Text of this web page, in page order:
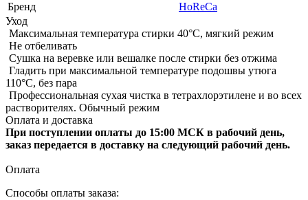
Бренд
HoReCa
Уход
Максимальная температура стирки 40°C, мягкий режим
Не отбеливать
Сушка на веревке или вешалке после стирки без отжима
Гладить при максимальной температуре подошвы утюга
110°C, без пара
Профессиональная сухая чистка в тетрахлорэтилене и во всех
растворителях. Обычный режим
Оплата и доставка
При поступлении оплаты до 15:00 МСК в рабочий день,
заказ передается в доставку на следующий рабочий день.
Оплата
Способы оплаты заказа: